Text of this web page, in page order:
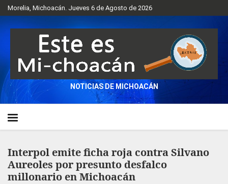
Morelia, Michoacán. Jueves 6 de Agosto de 2026
NOTICIAS DE MICHOACÁN
Interpol emite ficha roja contra Silvano
Aureoles por presunto desfalco
millonario en Michoacán